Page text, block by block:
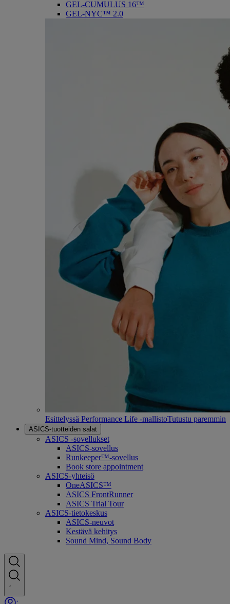
GEL-CUMULUS 16™
GEL-NYC™ 2.0
Esittelyssä Performance Life -mallistoTutustu paremmin
ASICS-tuotteiden salat
ASICS -sovellukset
ASICS-sovellus
Runkeeper™-sovellus
Book store appointment
ASICS-yhteisö
OneASICS™
ASICS FrontRunner
ASICS Trial Tour
ASICS-tietokeskus
ASICS-neuvot
Kestävä kehitys
Sound Mind, Sound Body